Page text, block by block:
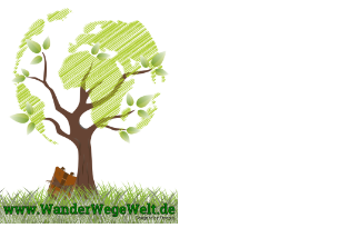
Inhalt
springen